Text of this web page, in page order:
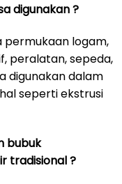
digunakan ?
permukaan logam,
peralatan, sepeda,
digunakan dalam
seperti ekstrusi
bubuk
tradisional ?